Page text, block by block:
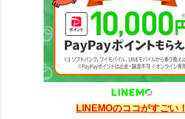
LINEMOのココがすごい！